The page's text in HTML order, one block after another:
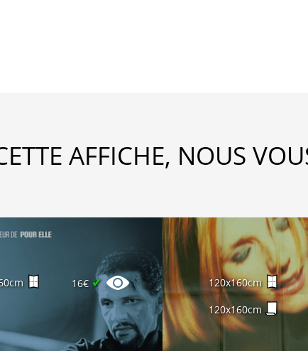
AFFICHE, NOUS
16€ ✔ 120x160cm
120x160cm